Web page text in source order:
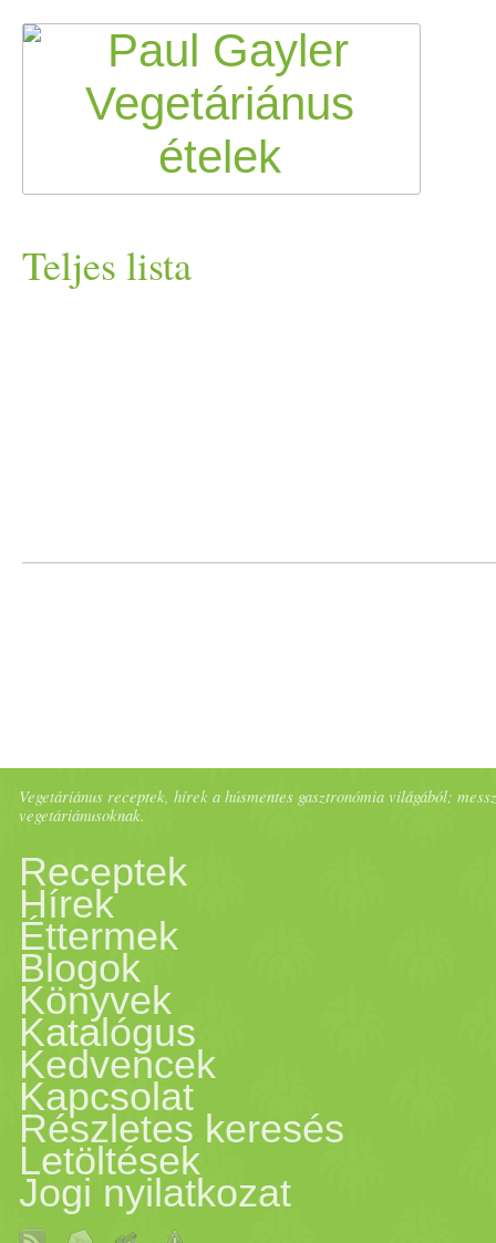
Teljes lista
Vegetáriánus receptek, hírek a húsmentes gasztronómia világából;
vegetáriánusoknak.
Receptek
Hírek
Éttermek
Blogok
Könyvek
Katalógus
Kedvencek
Kapcsolat
Részletes keresés
Letöltések
Jogi nyilatkozat